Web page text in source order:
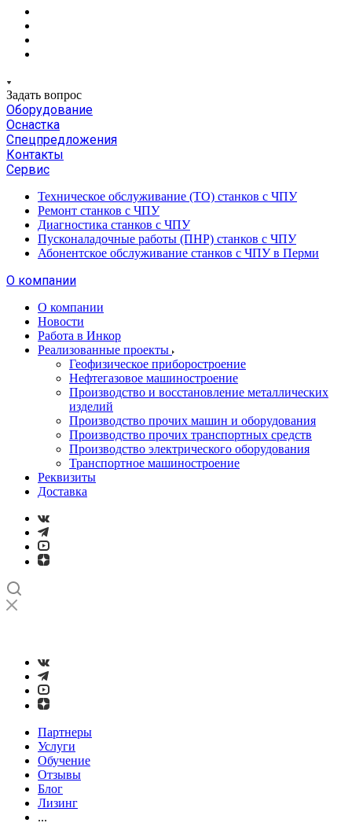
Задать вопрос
Оборудование
Оснастка
Спецпредложения
Контакты
Сервис
Техническое обслуживание (ТО) станков с ЧПУ
Ремонт станков с ЧПУ
Диагностика станков с ЧПУ
Пусконаладочные работы (ПНР) станков с ЧПУ
Абонентское обслуживание станков с ЧПУ в Перми
О компании
О компании
Новости
Работа в Инкор
Реализованные проекты
Геофизическое приборостроение
Нефтегазовое машиностроение
Производство и восстановление металлических
изделий
Производство прочих машин и оборудования
Производство прочих транспортных средств
Производство электрического оборудования
Транспортное машиностроение
Реквизиты
Доставка
Партнеры
Услуги
Обучение
Отзывы
Блог
Лизинг
...